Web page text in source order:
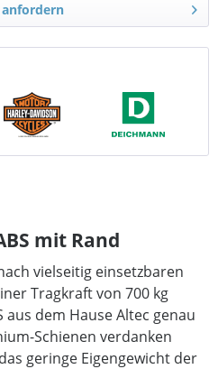
mit Rand
vielseitig einsetzbaren
Tragkraft von 700 kg
aus dem Hause Altec genau
Schienen verdanken
geringe Eigengewicht der